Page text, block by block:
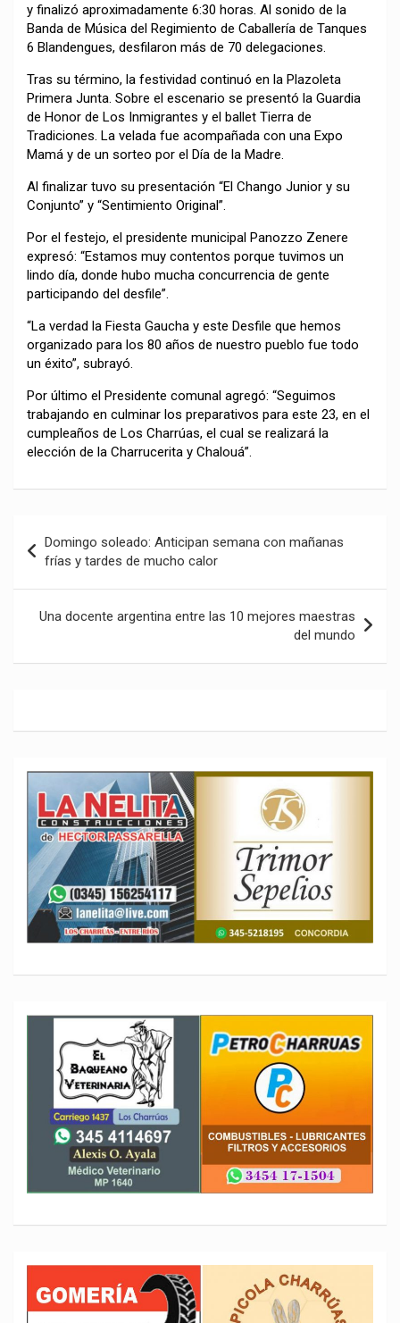
y finalizó aproximadamente 6:30 horas. Al sonido de la
Banda de Música del Regimiento de Caballería de Tanques
6 Blandengues, desfilaron más de 70 delegaciones.
Tras su término, la festividad continuó en la Plazoleta
Primera Junta. Sobre el escenario se presentó la Guardia
de Honor de Los Inmigrantes y el ballet Tierra de
Tradiciones. La velada fue acompañada con una Expo
Mamá y de un sorteo por el Día de la Madre.
Al finalizar tuvo su presentación “El Chango Junior y su
Conjunto” y “Sentimiento Original”.
Por el festejo, el presidente municipal Panozzo Zenere
expresó: “Estamos muy contentos porque tuvimos un
lindo día, donde hubo mucha concurrencia de gente
participando del desfile”.
“La verdad la Fiesta Gaucha y este Desfile que hemos
organizado para los 80 años de nuestro pueblo fue todo
un éxito”, subrayó.
Por último el Presidente comunal agregó: “Seguimos
trabajando en culminar los preparativos para este 23, en el
cumpleaños de Los Charrúas, el cual se realizará la
elección de la Charrucerita y Chalouá”.
de
entradas
Domingo soleado: Anticipan semana con mañanas
frías y tardes de mucho calor
Una docente argentina entre las 10 mejores maestras
del mundo